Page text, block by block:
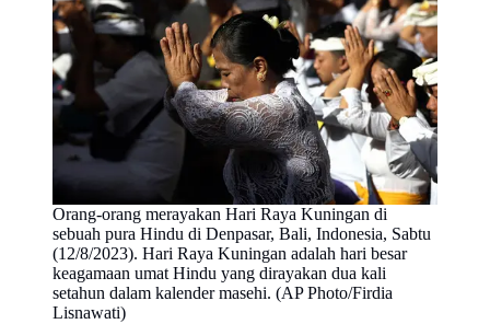
Orang-orang merayakan Hari Raya Kuningan di
sebuah pura Hindu di Denpasar, Bali, Indonesia, Sabtu
(12/8/2023). Hari Raya Kuningan adalah hari besar
keagamaan umat Hindu yang dirayakan dua kali
setahun dalam kalender masehi. (AP Photo/Firdia
Lisnawati)